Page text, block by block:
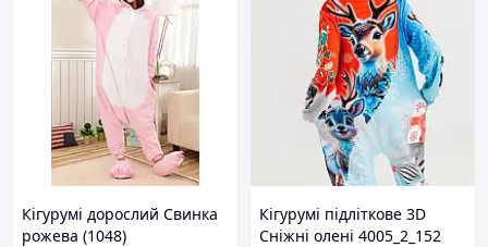
Кігурумі дорослий Свинка
рожева (1048)
Кігурумі підліткове 3D
Сніжні олені 4005_2_152